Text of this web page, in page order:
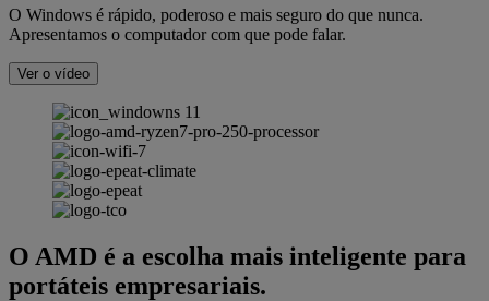
O Windows é rápido, poderoso e mais seguro do que nunca.
Apresentamos o computador com que pode falar.
Ver o vídeo
O AMD é a escolha mais inteligente para
portáteis empresariais.